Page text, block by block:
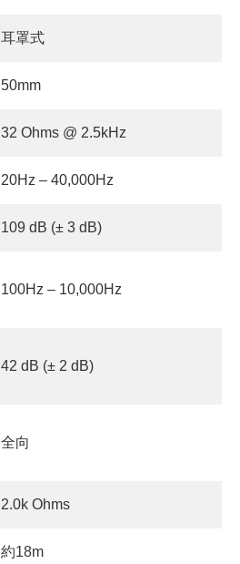
耳罩式
50mm
32 Ohms @ 2.5kHz
20Hz – 40,000Hz
109 dB (± 3 dB)
100Hz – 10,000Hz
42 dB (± 2 dB)
全向
2.0k Ohms
約18m